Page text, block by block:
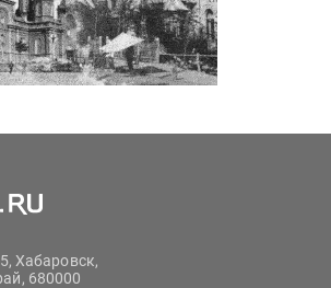
Хабаровск,
680000